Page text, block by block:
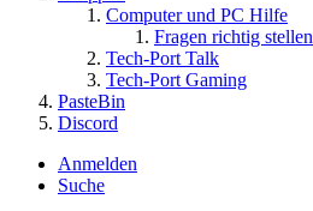
Computer und PC Hilfe
Fragen richtig stellen
Tech-Port Talk
Tech-Port Gaming
PasteBin
Discord
Anmelden
Suche